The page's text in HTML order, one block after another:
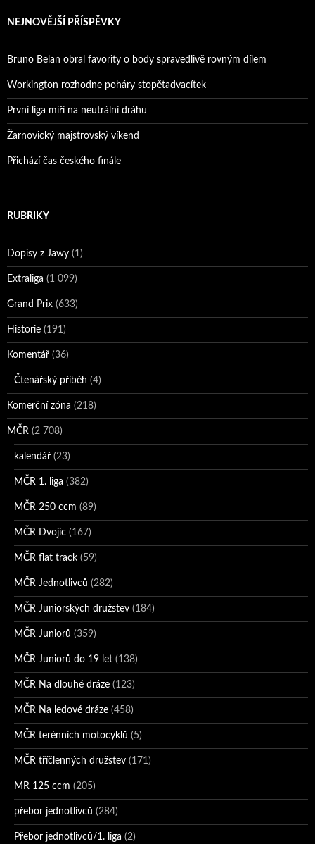
NEJNOVĚJŠÍ PŘÍSPĚVKY
Bruno Belan obral favority o body spravedlivě rovným dílem
Workington rozhodne poháry stopětadvacítek
První liga míří na neutrální dráhu
Žarnovický majstrovský víkend
Přichází čas českého finále
RUBRIKY
Dopisy z Jawy (1)
Extraliga (1 099)
Grand Prix (633)
Historie (191)
Komentář (36)
Čtenářský příběh (4)
Komerční zóna (218)
MČR (2 708)
kalendář (23)
MČR 1. liga (382)
MČR 250 ccm (89)
MČR Dvojic (167)
MČR flat track (59)
MČR Jednotlivců (282)
MČR Juniorských družstev (184)
MČR Juniorů (359)
MČR Juniorů do 19 let (138)
MČR Na dlouhé dráze (123)
MČR Na ledové dráze (458)
MČR terénních motocyklů (5)
MČR tříčlenných družstev (171)
MR 125 ccm (205)
přebor jednotlivců (284)
Přebor jednotlivců/1. liga (2)